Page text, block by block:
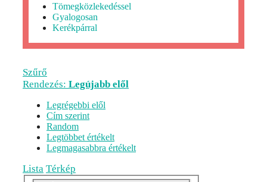
Tömegközlekedéssel
Gyalogosan
Kerékpárral
Szűrő
Rendezés: Legújabb elől
Legrégebbi elől
Cím szerint
Random
Legtöbbet értékelt
Legmagasabbra értékelt
Lista Térkép